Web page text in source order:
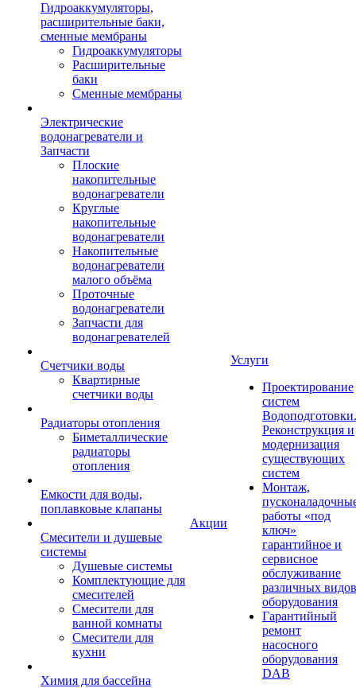
Гидроаккумуляторы,
расширительные баки,
сменные мембраны
Гидроаккумуляторы
Расширительные
баки
Сменные мембраны
Электрические
водонагреватели и
Запчасти
Плоские
накопительные
водонагреватели
Круглые
накопительные
водонагреватели
Накопительные
водонагреватели
малого объёма
Проточные
водонагреватели
Запчасти для
водонагревателей
Счетчики воды
Квартирные
счетчики воды
Радиаторы отопления
Биметаллические
радиаторы
отопления
Емкости для воды,
поплавковые клапаны
Смесители и душевые
системы
Душевые системы
Комплектующие для
смесителей
Смесители для
ванной комнаты
Смесители для
кухни
Химия для бассейна
Акции
Услуги
Проектирование
систем
Водоподготовки.
Реконструкция и
модернизация
существующих
систем
Монтаж,
работы «под
ключ»
гарантийное и
сервисное
обслуживание
различных видов
оборудования
Гарантийный
ремонт
насосного
оборудования
DAB